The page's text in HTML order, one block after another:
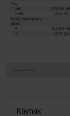
Kaynak